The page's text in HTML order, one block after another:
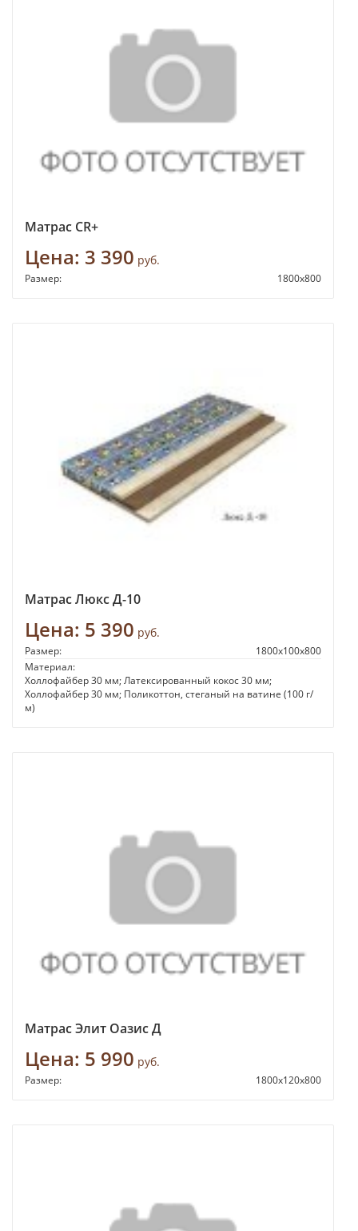
Матрас CR+
Цена: 3 390 руб.
Размер: 1800х800
Матрас Люкс Д-10
Цена: 5 390 руб.
Размер:
1800х100х800
Материал:
Холлофайбер 30 мм; Латексированный кокос 30 мм;
Холлофайбер 30 мм; Поликоттон, стеганый на ватине (100 г/
м)
Матрас Элит Оазис Д
Цена: 5 990 руб.
Размер: 1800х120х800